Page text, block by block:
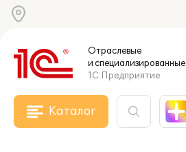
Отраслевые
и специализированные
1С:Предприятие
Каталог